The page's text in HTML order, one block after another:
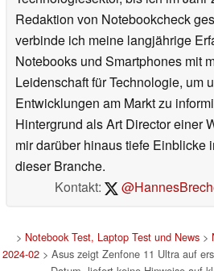
Redaktion von Notebookcheck
verbinde ich meine langjährige
Notebooks und Smartphones mit
Leidenschaft für Technologie, um
Entwicklungen am Markt zu
Hintergrund als Art Director einer
mir darüber hinaus tiefe Einblicke
dieser Branche.
Kontakt:
> Notebook Test, Laptop Test und News>
2024-02 > Asus zeigt Zenfone 11 Ultra auf